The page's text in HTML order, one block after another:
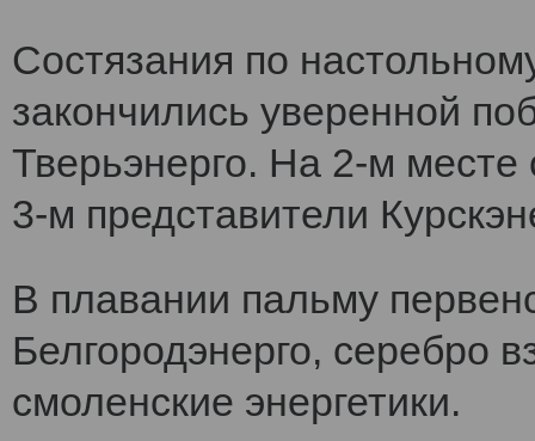
Состязания по
закончились уверенной
Тверьэнерго. На 2-м
3-м представители
В плавании пальму
Белгородэнерго, серебро
смоленские энергетики.